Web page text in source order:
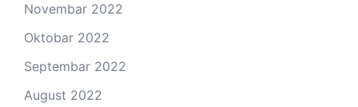
Novembar 2022
Oktobar 2022
Septembar 2022
August 2022